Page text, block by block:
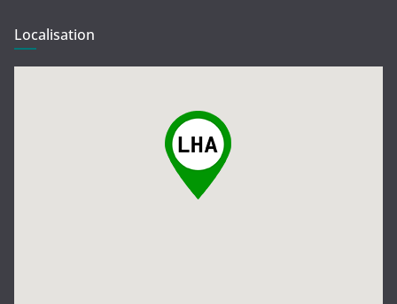
Localisation